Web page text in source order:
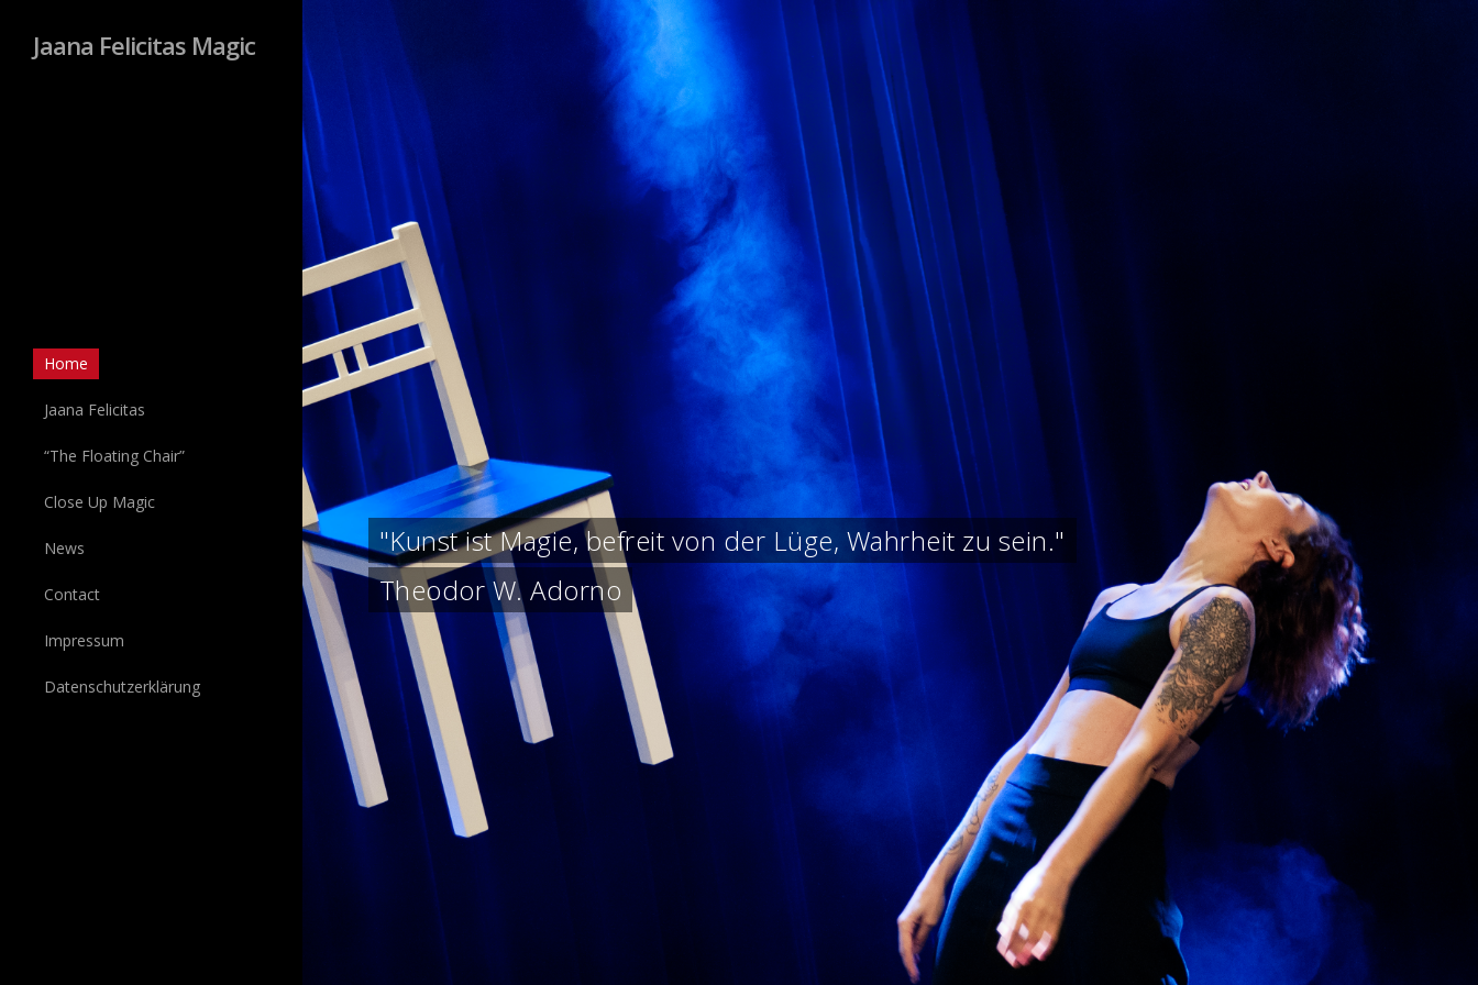
Jaana Felicitas Magic
Home
Jaana Felicitas
“The Floating Chair”
Close Up Magic
News
Contact
Impressum
Datenschutzerklärung
"Kunst ist Magie, befreit von der Lüge, Wahrheit zu sein."
Theodor W. Adorno